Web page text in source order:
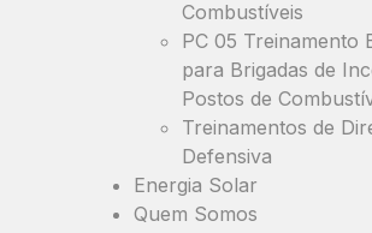
Combustíveis
PC 05 Treinamento
para Brigadas de
Postos de
Treinamentos de
Defensiva
Energia Solar
Quem Somos